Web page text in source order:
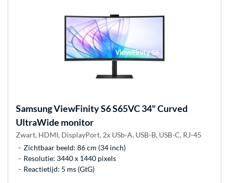
SamsungViewFinity S6 S65VC 34" Curved
UltraWide monitor
Zwart, HDMI, DisplayPort, 2x USb-A, USB-B, USB-C, RJ-45
Zichtbaar beeld: 86 cm (34 inch)
Resolutie: 3440 x 1440 pixels
Reactietijd: 5 ms (GtG)